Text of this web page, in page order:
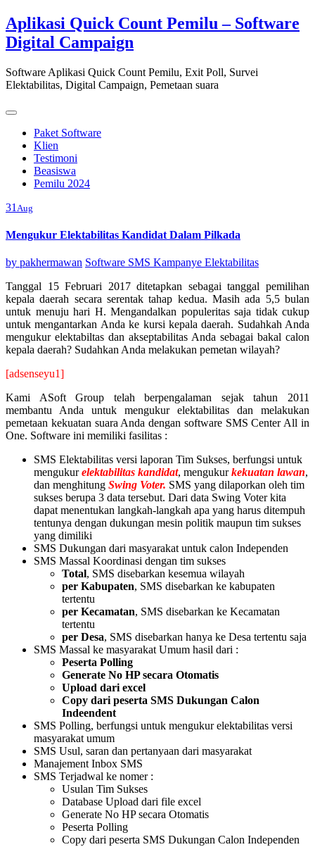
Skip
to
content
Aplikasi Quick Count Pemilu – Software
Digital Campaign
Software Aplikasi Quick Count Pemilu, Exit Poll, Survei
Elektabilitas, Digital Campaign, Pemetaan suara
Paket Software
Klien
Testimoni
Beasiswa
Pemilu 2024
31 Aug
Mengukur Elektabilitas Kandidat Dalam Pilkada
by pakhermawan Software SMS Kampanye Elektabilitas
Tanggal 15 Februari 2017 ditetapkan sebagai tanggal pemilihan
kepala daerah secara serentak tahap kedua. Masih ada 5,5 bulan
untuk menuju hari H. Mengandalkan populeritas saja tidak cukup
untuk mengantarkan Anda ke kursi kepala daerah. Sudahkah Anda
mengukur elektabiltas dan akseptabilitas Anda sebagai bakal calon
kepala daerah? Sudahkan Anda melakukan pemetan wilayah?
[adsenseyu1]
Kami ASoft Group telah berpengalaman sejak tahun 2011
membantu Anda untuk mengukur elektabilitas dan melakukan
pemetaan kekuatan suara Anda dengan software SMS Center All in
One. Software ini memiliki fasilitas :
SMS Elektabilitas versi laporan Tim Sukses, berfungsi untuk
mengukurelektabilitas kandidat, mengukurkekuatan lawan,
dan menghitung Swing Voter. SMS yang dilaporkan oleh tim
sukses berupa 3 data tersebut. Dari data Swing Voter kita
dapat menentukan langkah-langkah apa yang harus ditempuh
tentunya dengan dukungan mesin politik maupun tim sukses
yang dimiliki
SMS Dukungan dari masyarakat untuk calon Independen
SMS Massal Koordinasi dengan tim sukses
Total, SMS disebarkan kesemua wilayah
per Kabupaten, SMS disebarkan ke kabupaten
tertentu
per Kecamatan, SMS disebarkan ke Kecamatan
tertentu
per Desa, SMS disebarkan hanya ke Desa tertentu saja
SMS Massal ke masyarakat Umum hasil dari :
Peserta Polling
Generate No HP secara Otomatis
Upload dari excel
Copy dari peserta SMS Dukungan Calon
Indeendent
SMS Polling, berfungsi untuk mengukur elektabilitas versi
masyarakat umum
SMS Usul, saran dan pertanyaan dari masyarakat
Manajement Inbox SMS
SMS Terjadwal ke nomer :
Usulan Tim Sukses
Database Upload dari file excel
Generate No HP secara Otomatis
Peserta Polling
Copy dari peserta SMS Dukungan Calon Independen